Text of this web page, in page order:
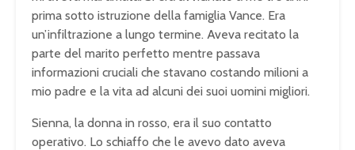
prima sotto istruzione della famiglia Vance. Era
un’infiltrazione a lungo termine. Aveva recitato la
parte del marito perfetto mentre passava
informazioni cruciali che stavano costando milioni a
mio padre e la vita ad alcuni dei suoi uomini migliori.
Sienna, la donna in rosso, era il suo contatto
operativo. Lo schiaffo che le avevo dato aveva